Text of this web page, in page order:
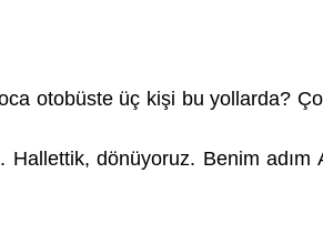
otobüste üç kişi bu yollarda?
dönüyoruz. Benim adım